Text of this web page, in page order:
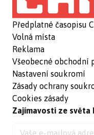
Předplatné časopisu
Volná místa
Reklama
Všeobecné obchodní
Nastavení soukromí
Zásady ochrany
Cookies zásady
Zajímavosti ze světa